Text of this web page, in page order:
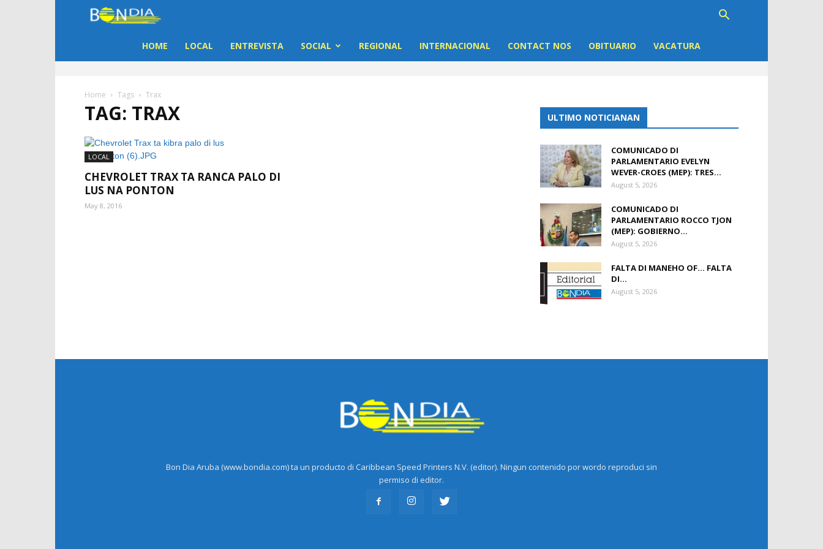
Dia
|
Noticia
Aruba
HOME LOCAL ENTREVISTA SOCIAL REGIONAL INTERNACIONAL CONTACT NOS OBITUARIO VACATURA
Home Tags Trax
TAG: TRAX
LOCAL
CHEVROLET TRAX TA RANCA PALO DI
LUS NA PONTON
May 8, 2016
ULTIMO NOTICIANAN
COMUNICADO DI
PARLAMENTARIO EVELYN
WEVER-CROES (MEP): TRES...
August 5, 2026
COMUNICADO DI
PARLAMENTARIO ROCCO TJON
(MEP): GOBIERNO...
August 5, 2026
FALTA DI MANEHO OF… FALTA
DI...
August 5, 2026
Bon Dia Aruba (www.bondia.com) ta un producto di Caribbean Speed Printers N.V. (editor). Ningun contenido por wordo reproduci sin
permiso di editor.